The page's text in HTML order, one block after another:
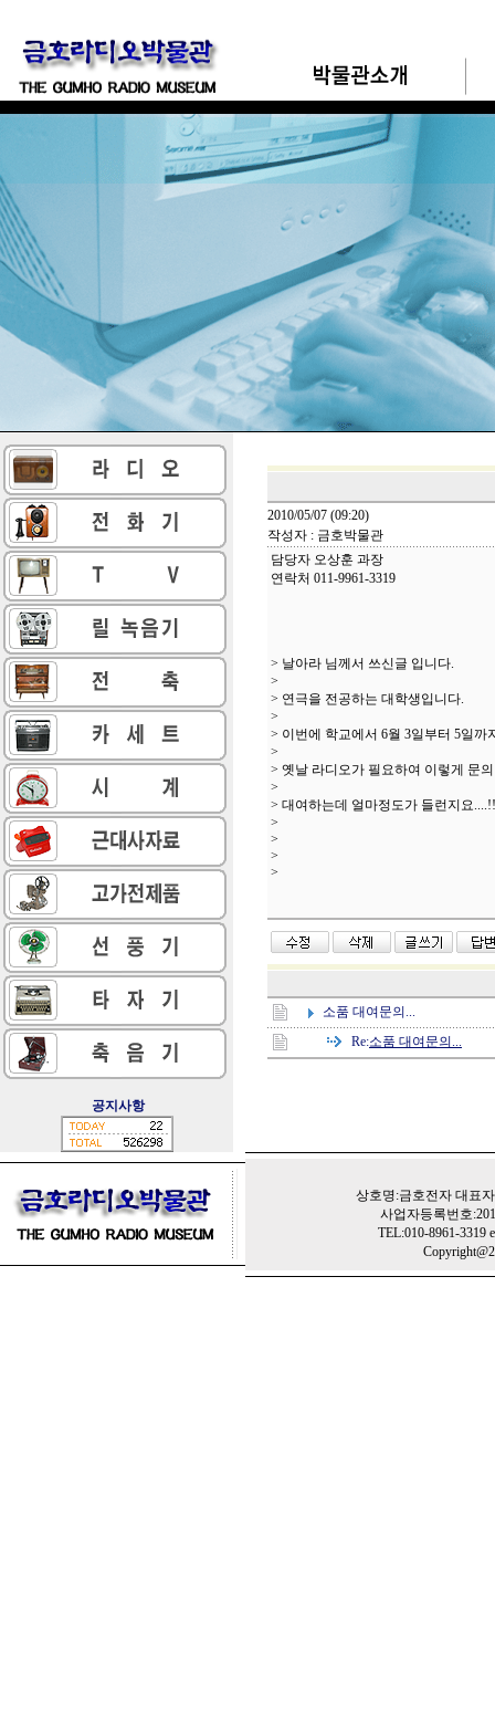
공지사항
2010/05/07 (09:20)
작성자 : 금호박물관
담당자 오상훈 과장
연락처 011-9961-3319
> 날아라 님께서 쓰신글 입니다.
>
> 연극을 전공하는 대학생입니다.
>
> 이번에 학교에서 6월 3일부터 5일까
>
> 옛날 라디오가 필요하여 이렇게 문
>
> 대여하는데 얼마정도가 들런지요
>
>
>
>
소품 대여문의...
Re:소품 대여문의...
상호명:금호전자 대표
사업자등록번호
TEL:010-8961-3319